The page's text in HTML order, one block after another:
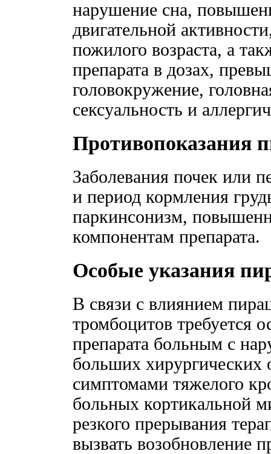
нарушение сна,
двигательной
пожилого возраста, а
препарата в дозах,
головокружение,
сексуальность и
Противопоказания
Заболевания почек или
и период кормления
паркинсонизм,
компонентам препарата.
Особые указания
В связи с влиянием
тромбоцитов требуется
препарата больным с
больших хирургических
симптомами тяжелого
больных кортикальной
резкого прерывания
вызвать возобновление